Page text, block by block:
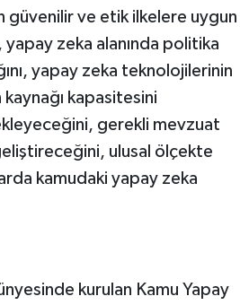
güvenilir ve etik ilkelere uygun
yapay zeka alanında politika
yapay zeka teknolojilerinin
kaynağı kapasitesini
gerekli mevzuat
ulusal ölçekte
kamudaki yapay zeka
kurulan Kamu Yapay